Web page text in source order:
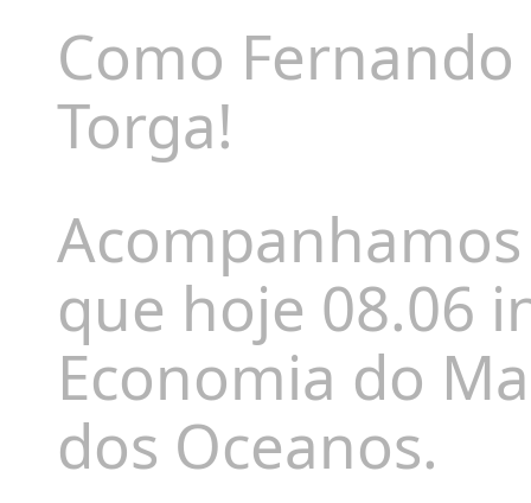
Como
Torga!
que hoje 08.06
Economia do
dos Oceanos.